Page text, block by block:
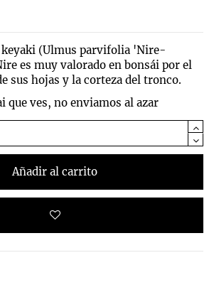
(Ulmus parvifolia 'Nire-
es muy valorado en bonsái por el
sus hojas y la corteza del tronco.
que ves, no enviamos al azar
Añadir al carrito